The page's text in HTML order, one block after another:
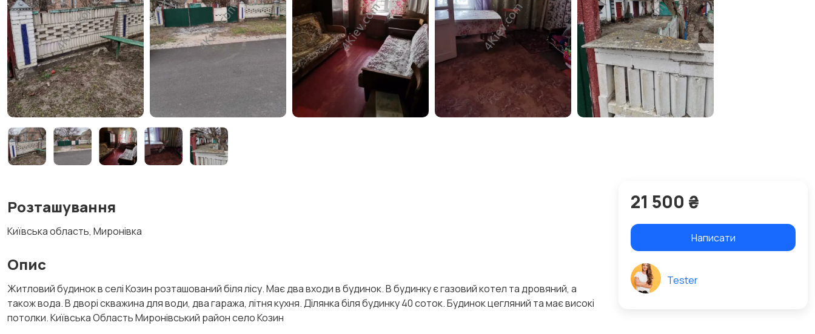
Розташування
Київська область, Миронівка
Опис
Житловий будинок в селі Козин розташований біля лісу. Має два входи в будинок. В будинку є газовий котел та дровяний, а
також вода. В дворі скважина для води, два гаража, літня кухня. Ділянка біля будинку 40 соток. Будинок цегляний та має високі
потолки. Київська Область Миронівський район село Козин
21 500 ₴
Написати
Tester